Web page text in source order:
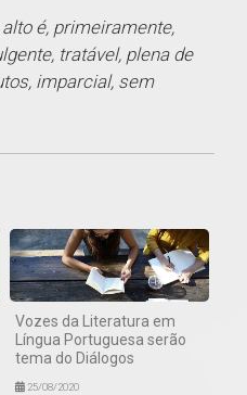
alto é, primeiramente,
tratável, plena de
imparcial, sem
Vozes da Literatura em
Língua Portuguesa serão
tema do Diálogos
25/08/2020